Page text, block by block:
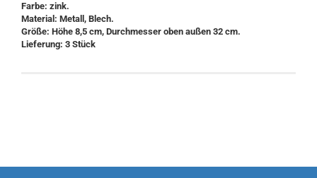
Farbe: zink.
Material: Metall, Blech.
Größe: Höhe 8,5 cm, Durchmesser oben außen 32 cm.
Lieferung: 3 Stück